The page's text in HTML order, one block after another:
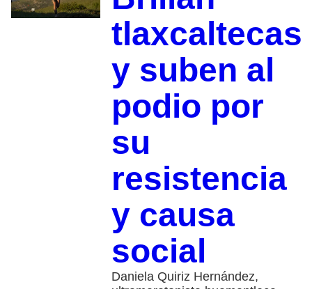
tlaxcaltecas
y suben al
podio por
su
resistencia
y causa
social
Daniela Quiriz Hernández,